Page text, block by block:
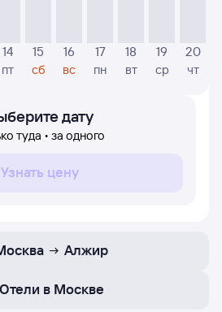
по маршруту
могут отсутствовать
В этом случае заполните
14
пт
15
сб
16
вс
17
пн
18
вт
19
ср
20
чт
дату
туда • за одного
Узнать цену
Алжир
Отели в Москве